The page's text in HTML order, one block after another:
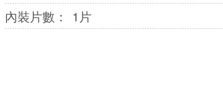
內裝片數：
1片